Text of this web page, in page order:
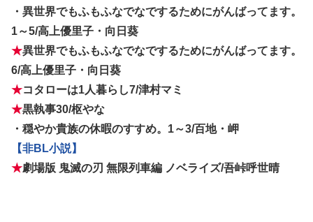
・異世界でもふもふなでなでするためにがんばってます。
1～5/高上優里子・向日葵
★異世界でもふもふなでなでするためにがんばってます。
6/高上優里子・向日葵
★コタローは1人暮らし7/津村マミ
★黒執事30/枢やな
・穏やか貴族の休暇のすすめ。1～3/百地・岬
【非BL小説】
★劇場版 鬼滅の刃 無限列車編 ノベライズ/吾峠呼世晴